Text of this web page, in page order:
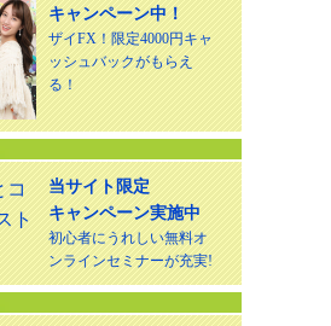
キャンペーン中！
ザイFX！限定4000円キャ
ッシュバックがもらえ
る！
当サイト限定
キャンペーン実施中
初心者にうれしい無料オ
ンラインセミナーが充実!